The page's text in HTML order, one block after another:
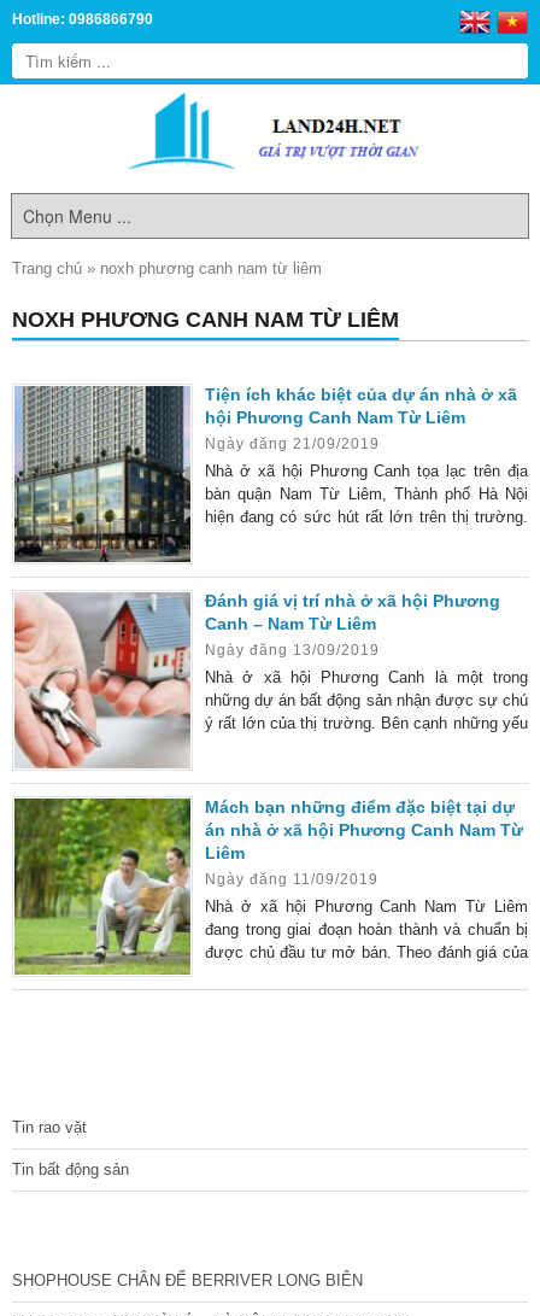
Hotline: 0986866790
Trang chủ » noxh phương canh nam từ liêm
NOXH PHƯƠNG CANH NAM TỪ LIÊM
Tiện ích khác biệt của dự án nhà ở xã
hội Phương Canh Nam Từ Liêm
Ngày đăng 21/09/2019
Nhà ở xã hội Phương Canh tọa lạc trên địa
bàn quận Nam Từ Liêm, Thành phố Hà Nội
hiện đang có sức hút rất lớn trên thị trường.
mà chủ đầu tư mang đến cho khách hàng khi
đặt niềm tin lựa chọn dự án để an cư. Tiện
ích tại noxh Phương Canh có gì đặc biệt
Đánh giá vị trí nhà ở xã hội Phương
Canh – Nam Từ Liêm
Ngày đăng 13/09/2019
Nhà ở xã hội Phương Canh là một trong
những dự án bất động sản nhận được sự chú
ý rất lớn của thị trường. Bên cạnh những yếu
dự án nhà ở xã hội Phương Canh có gì đặc
biệt? Chúng tôi sẽ chia sẻ một vài thông tin
cơ bản dưới đây để cán bộ
Mách bạn những điểm đặc biệt tại dự
án nhà ở xã hội Phương Canh Nam Từ
Liêm
Ngày đăng 11/09/2019
Nhà ở xã hội Phương Canh Nam Từ Liêm
đang trong giai đoạn hoàn thành và chuẩn bị
được chủ đầu tư mở bán. Theo đánh giá của
Tin rao vặt
Tin bất động sản
SHOPHOUSE CHÂN ĐẾ BERRIVER LONG BIÊN